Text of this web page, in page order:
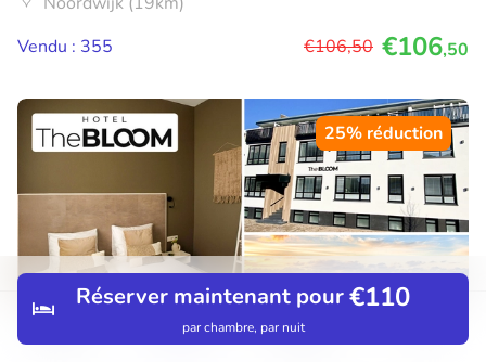
Rechercher Réservations
Réserver maintenant pour€110
par chambre, par nuit
Vendu : 355
€106,50 €106,50
25% réduction